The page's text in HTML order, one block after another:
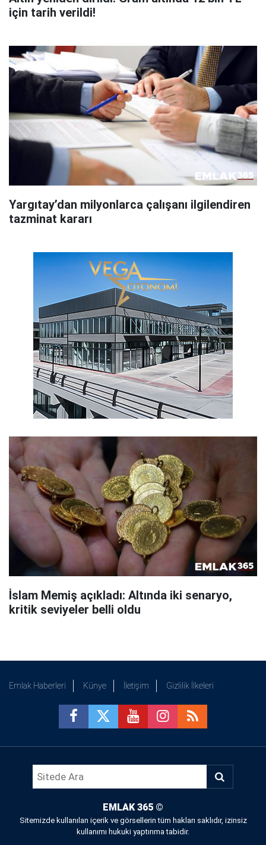
için tarih verildi!
Yargıtay’dan milyonlarca çalışanı ilgilendiren
tazminat kararı
İslam Memiş açıkladı: Altında iki senaryo,
kritik seviyeler belli oldu
Emlak Haberleri Künye İletişim Gizlilik İlkeleri
EMLAK 365 ©
Sitemizde kullanılan içerik ve görsellerin tüm hakları saklıdır, izinsiz
kullanımı hukuki yaptırıma tabidir.